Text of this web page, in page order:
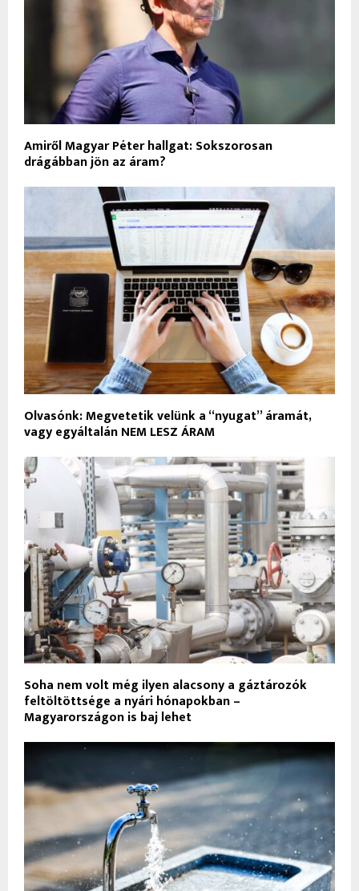
Amiről Magyar Péter hallgat: Sokszorosan
drágábban jön az áram?
Olvasónk: Megvetetik velünk a “nyugat” áramát,
vagy egyáltalán NEM LESZ ÁRAM
Soha nem volt még ilyen alacsony a gáztározók
feltöltöttsége a nyári hónapokban –
Magyarországon is baj lehet